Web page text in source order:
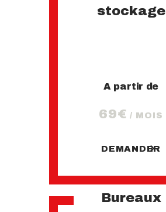
stockage
A partir de
69€ / MOIS
DEMANDER
Bureaux